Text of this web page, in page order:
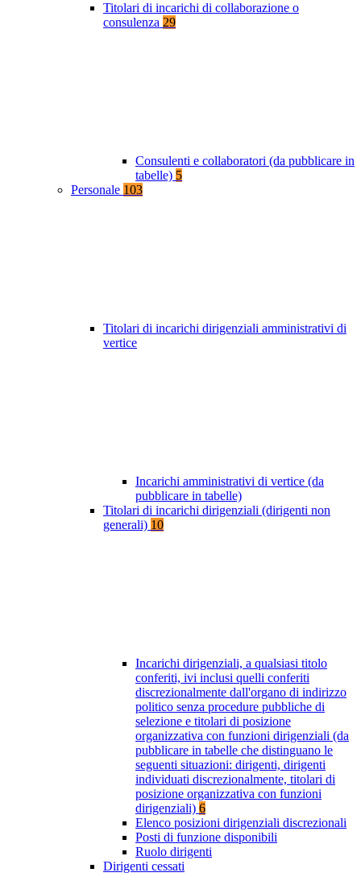
Titolari di incarichi di collaborazione o
consulenza 29
Consulenti e collaboratori (da pubblicare in
tabelle) 5
Personale 103
Titolari di incarichi dirigenziali amministrativi di
vertice
Incarichi amministrativi di vertice (da
pubblicare in tabelle)
Titolari di incarichi dirigenziali (dirigenti non
generali) 10
Incarichi dirigenziali, a qualsiasi titolo
conferiti, ivi inclusi quelli conferiti
discrezionalmente dall'organo di indirizzo
politico senza procedure pubbliche di
selezione e titolari di posizione
organizzativa con funzioni dirigenziali (da
pubblicare in tabelle che distinguano le
seguenti situazioni: dirigenti, dirigenti
individuati discrezionalmente, titolari di
posizione organizzativa con funzioni
dirigenziali) 6
Elenco posizioni dirigenziali discrezionali
Posti di funzione disponibili
Ruolo dirigenti
Dirigenti cessati